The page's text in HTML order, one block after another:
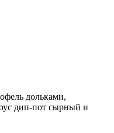
дольками,
дип-пот сырный и